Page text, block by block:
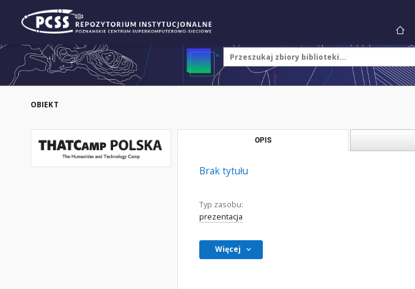
OBIEKT
OPIS
Brak tytułu
Typ zasobu:
prezentacja
Więcej